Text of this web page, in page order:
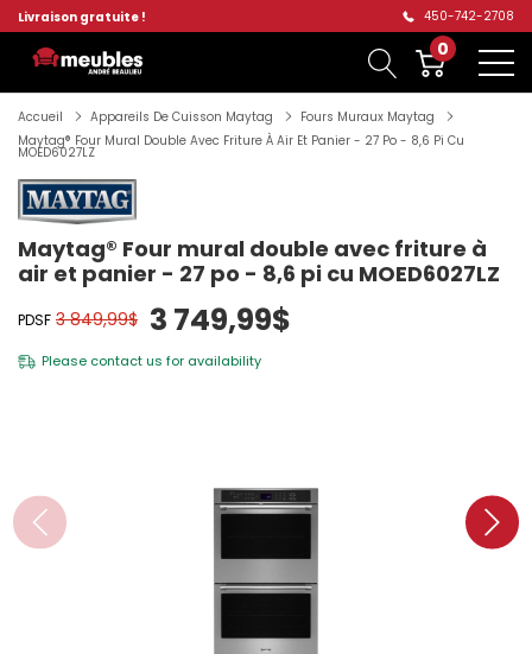
Livraison gratuite ! 450-742-2708
0
Accueil Appareils De Cuisson Maytag
Fours Muraux Maytag
Maytag® Four Mural Double Avec Friture À Air Et Panier - 27 Po - 8,6 Pi Cu
MOED6027LZ
Maytag® Four mural double avec friture à
air et panier - 27 po - 8,6 pi cu MOED6027LZ
PDSF 3 849,99$ 3 749,99$
Please contact us for availability